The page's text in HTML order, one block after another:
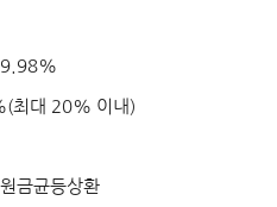
최대 20% 이내)
금균등상환